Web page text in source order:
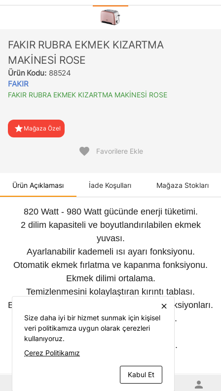
FAKIR RUBRA EKMEK KIZARTMA
MAKİNESİ ROSE
Ürün Kodu: 88524
FAKIR
FAKIR RUBRA EKMEK KIZARTMA MAKİNESİ ROSE
star Mağaza Özel
favorite Favorilere Ekle
Ürün Açıklaması İade Koşulları Mağaza Stokları
820 Watt - 980 Watt gücünde enerji tüketimi.
2 dilim kapasiteli ve boyutlandırılabilen ekmek
yuvası.
Ayarlanabilir kademeli ısı ayarı fonksiyonu.
Otomatik ekmek fırlatma ve kapanma fonksiyonu.
Ekmek dilimi ortalama.
Temizlenmesini kolaylaştıran kırıntı tablası.
Buz çözme, tekrar ısıtma ve durdurma fonksiyonları.
Işıklı gösterge paneli ve butonları.
Ekstra geniş ekmek yuvaları.
Ekmek dilimlerini yükseltme ayarı.
Kablo sarma yuvası.
favorite person
close
Size daha iyi bir hizmet sunmak için kişisel
veri politikamıza uygun olarak çerezleri
kullanıyoruz.
Çerez Politikamız
Kabul Et